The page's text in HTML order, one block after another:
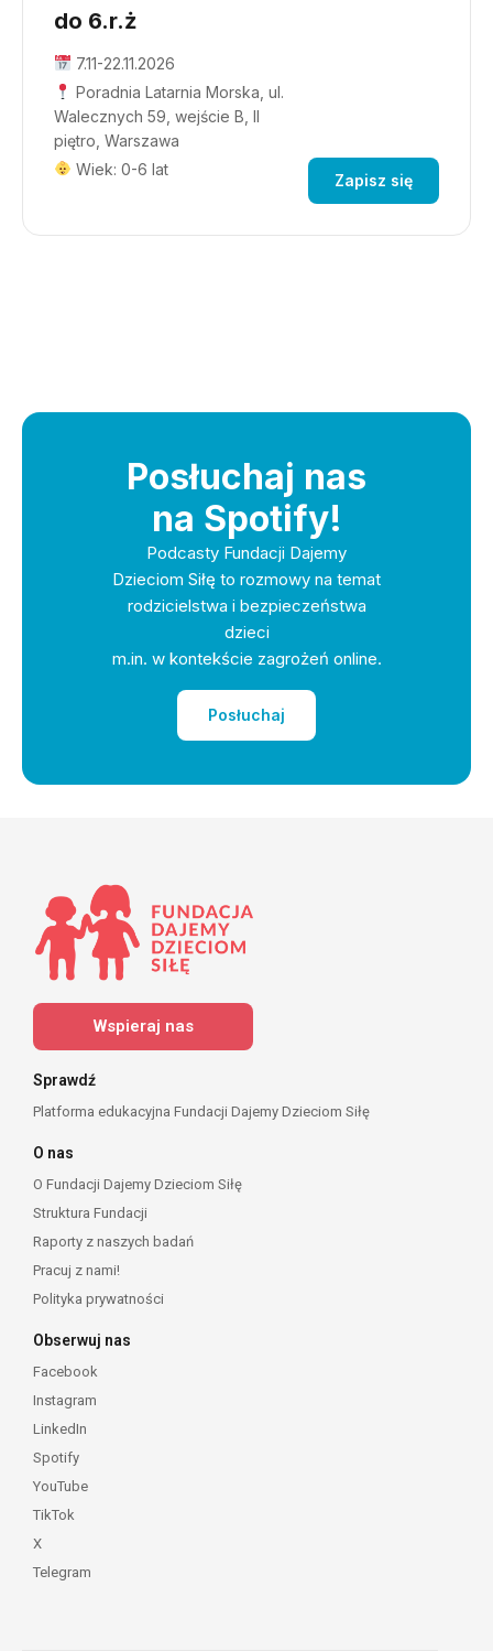
do 6.r.ż
7.11-22.11.2026
Poradnia Latarnia Morska, ul.
Walecznych 59, wejście B, II
piętro, Warszawa
Wiek: 0-6 lat
Zapisz się
Posłuchaj nas
na Spotify!
Podcasty Fundacji Dajemy
Dzieciom Siłę to rozmowy na temat
rodzicielstwa i bezpieczeństwa
dzieci
m.in. w kontekście zagrożeń online.
Posłuchaj
Wspieraj nas
Sprawdź
Platforma edukacyjna Fundacji Dajemy Dzieciom Siłę
O nas
O Fundacji Dajemy Dzieciom Siłę
Struktura Fundacji
Raporty z naszych badań
Pracuj z nami!
Polityka prywatności
Obserwuj nas
Facebook
Instagram
LinkedIn
Spotify
YouTube
TikTok
X
Telegram